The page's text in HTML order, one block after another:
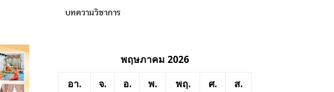
บทความวิชาการ
พฤษภาคม 2026
อา.
จ. อ. พ. พฤ. ศ.
ส.